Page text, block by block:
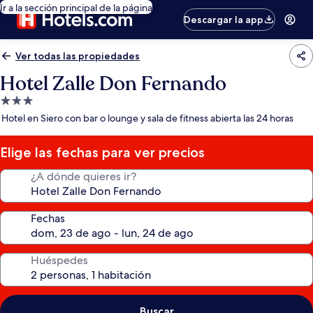
Ir a la sección principal de la página
Descargar la app
Ver todas las propiedades
Hotel Zalle Don Fernando
Propiedad
de
estrellas
Hotel en Siero con bar o lounge y sala de fitness abierta las 24 horas
Elige las fechas para ver precios
¿A dónde quieres ir?
Fechas
Huéspedes